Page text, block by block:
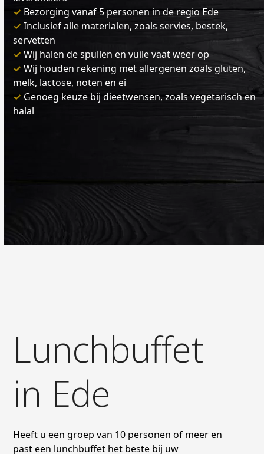
✓ Bezorging vanaf 5 personen in de regio Ede
✓ Inclusief alle materialen, zoals servies, bestek,
servetten
✓ Wij halen de spullen en vuile vaat weer op
✓ Wij houden rekening met allergenen zoals gluten,
melk, lactose, noten en ei
✓ Genoeg keuze bij dieetwensen, zoals vegetarisch en
halal
Lunchbuffet
in Ede
Heeft u een groep van 10 personen of meer en
past een lunchbuffet het beste bij uw